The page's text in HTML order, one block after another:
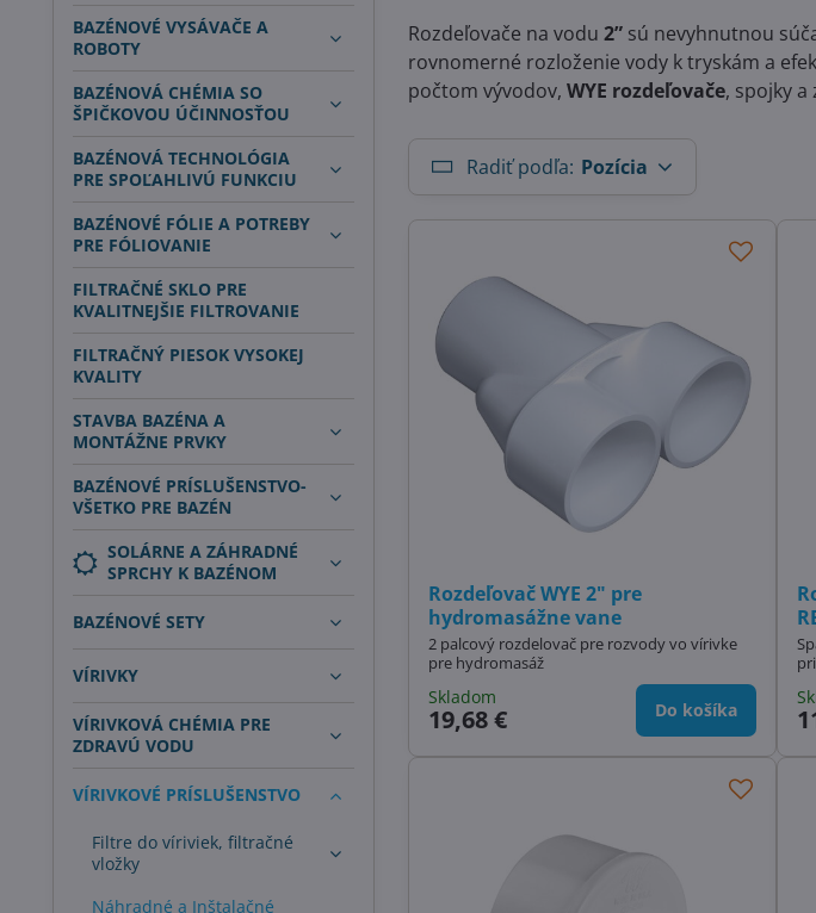
Rozdeľovače na vodu 2”sú nevyhnutnou
rovnomerné rozloženie vody k tryskám a
počtom vývodov, WYE rozdeľovače, spojky
Radiť podľa: Pozícia
Rozdeľovač WYE 2" pre
hydromasážne vane
2 palcový rozdelovač pre rozvody vo vírivke
pre hydromasáž
Skladom
19,68 € Do košíka
BAZÉNOVÉ VYSÁVAČE A
ROBOTY
BAZÉNOVÁ CHÉMIA SO
ŠPIČKOVOU ÚČINNOSŤOU
BAZÉNOVÁ TECHNOLÓGIA
PRE SPOĽAHLIVÚ FUNKCIU
BAZÉNOVÉ FÓLIE A POTREBY
PRE FÓLIOVANIE
FILTRAČNÉ SKLO PRE
KVALITNEJŠIE FILTROVANIE
FILTRAČNÝ PIESOK VYSOKEJ
KVALITY
STAVBA BAZÉNA A
MONTÁŽNE PRVKY
BAZÉNOVÉ PRÍSLUŠENSTVO-
VŠETKO PRE BAZÉN
SOLÁRNE A ZÁHRADNÉ
SPRCHY K BAZÉNOM
BAZÉNOVÉ SETY
VÍRIVKY
VÍRIVKOVÁ CHÉMIA PRE
ZDRAVÚ VODU
VÍRIVKOVÉ PRÍSLUŠENSTVO
Filtre do víriviek, filtračné
vložky
Náhradné a Inštalačné